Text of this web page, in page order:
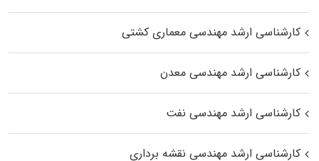
کارشناسی ارشد مهندسی معماری کشتی
کارشناسی ارشد مهندسی معدن
کارشناسی ارشد مهندسی نفت
کارشناسی ارشد مهندسی نقشه برداری